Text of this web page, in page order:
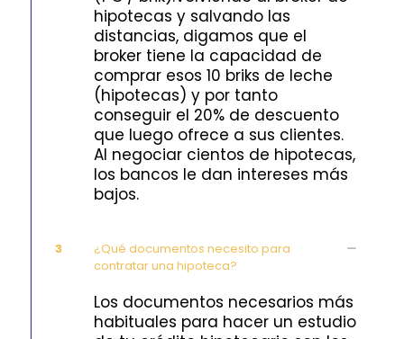
hipotecas y salvando las
distancias, digamos que el
broker tiene la capacidad de
comprar esos 10 briks de leche
(hipotecas) y por tanto
conseguir el 20% de descuento
que luego ofrece a sus clientes.
Al negociar cientos de hipotecas,
los bancos le dan intereses más
bajos.
3
¿Qué documentos necesito para
contratar una hipoteca?
Los documentos necesarios más
habituales para hacer un estudio